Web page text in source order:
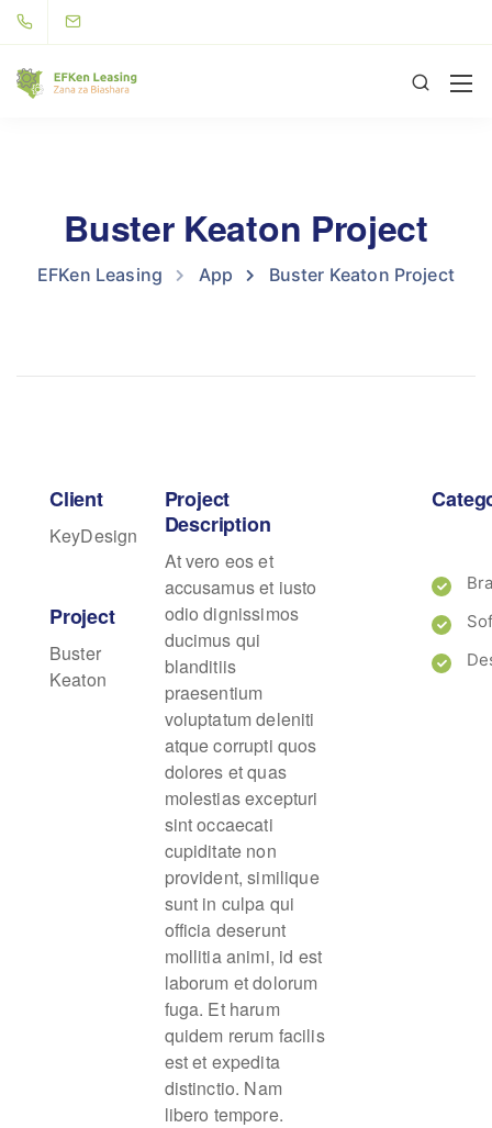
Buster Keaton Project
EFKen Leasing App Buster Keaton Project
Client
KeyDesign
Project
Buster
Keaton
Project
Description
At vero eos et
accusamus et iusto
odio dignissimos
ducimus qui
blanditiis
praesentium
voluptatum deleniti
atque corrupti quos
dolores et quas
molestias excepturi
sint occaecati
cupiditate non
provident, similique
sunt in culpa qui
officia deserunt
mollitia animi, id est
laborum et dolorum
fuga. Et harum
quidem rerum facilis
est et expedita
distinctio. Nam
libero tempore.